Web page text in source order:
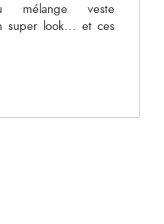
veste
super look... et ces